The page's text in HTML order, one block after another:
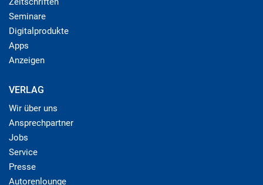
Seminare
Digitalprodukte
Apps
Anzeigen
VERLAG
Wir über uns
Ansprechpartner
Jobs
Service
Presse
Autorenlounge